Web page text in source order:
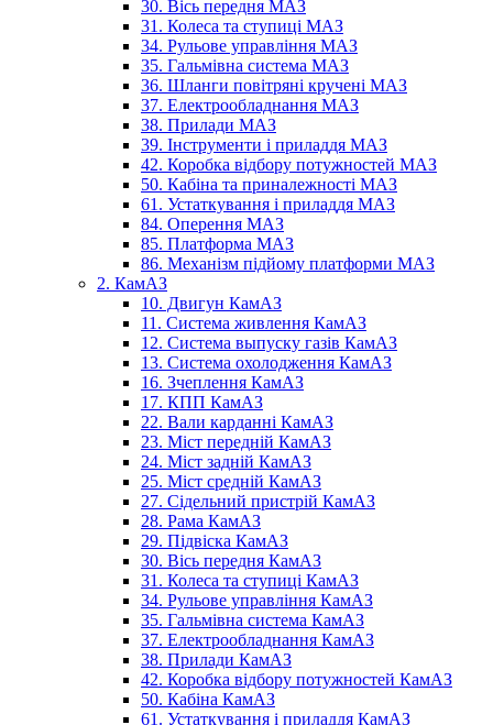
30. Вісь передня МАЗ
31. Колеса та ступиці МАЗ
34. Рульове управління МАЗ
35. Гальмівна система МАЗ
36. Шланги повітряні кручені МАЗ
37. Електрообладнання МАЗ
38. Прилади МАЗ
39. Інструменти і приладдя МАЗ
42. Коробка відбору потужностей МАЗ
50. Кабіна та приналежності МАЗ
61. Устаткування і приладдя МАЗ
84. Оперення МАЗ
85. Платформа МАЗ
86. Механізм підйому платформи МАЗ
2. КамАЗ
10. Двигун КамАЗ
11. Система живлення КамАЗ
12. Система выпуску газів КамАЗ
13. Система охолодження КамАЗ
16. Зчеплення КамАЗ
17. КПП КамАЗ
22. Вали карданні КамАЗ
23. Міст передній КамАЗ
24. Міст задній КамАЗ
25. Міст средній КамАЗ
27. Сідельний пристрій КамАЗ
28. Рама КамАЗ
29. Підвіска КамАЗ
30. Вісь передня КамАЗ
31. Колеса та ступиці КамАЗ
34. Рульове управління КамАЗ
35. Гальмівна система КамАЗ
37. Електрообладнання КамАЗ
38. Прилади КамАЗ
42. Коробка відбору потужностей КамАЗ
50. Кабіна КамАЗ
61. Устаткування і приладдя КамАЗ